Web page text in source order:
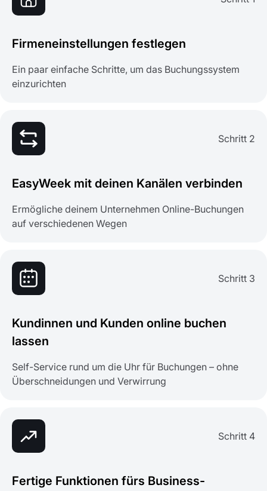
Firmeneinstellungen festlegen
Ein paar einfache Schritte, um das Buchungssystem
einzurichten
Schritt 2
EasyWeek mit deinen Kanälen verbinden
Ermögliche deinem Unternehmen Online-Buchungen
auf verschiedenen Wegen
Schritt 3
Kundinnen und Kunden online buchen
lassen
Self-Service rund um die Uhr für Buchungen – ohne
Überschneidungen und Verwirrung
Schritt 4
Fertige Funktionen fürs Business-